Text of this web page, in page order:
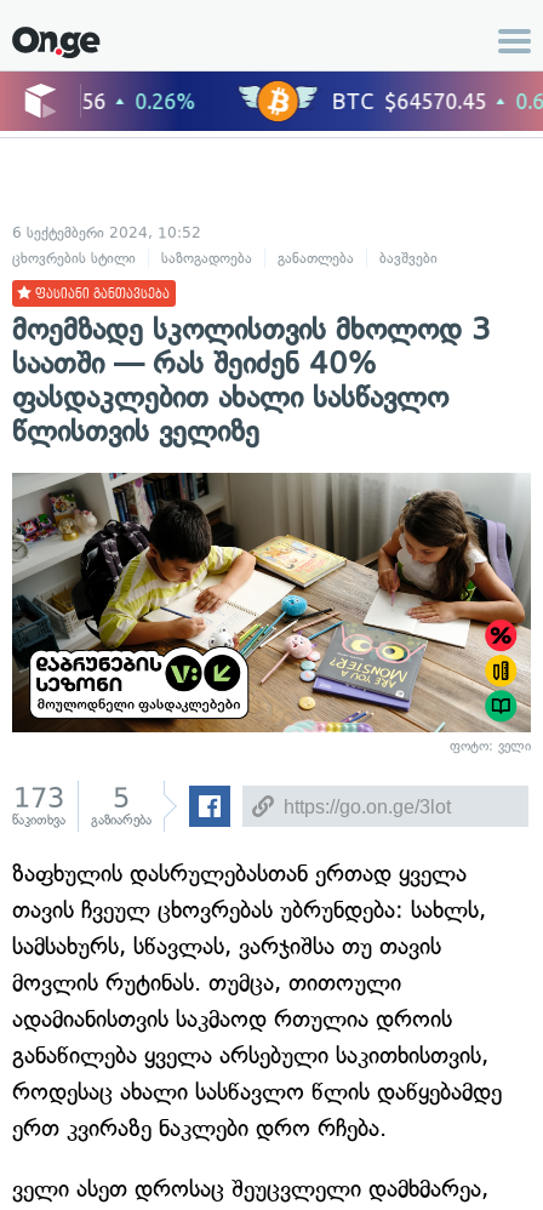
6 სექტემბერი 2024, 10:52
ცხოვრების სტილი
საზოგადოება განათლება ბავშვები
ფასიანი განთავსება
მოემზადე სკოლისთვის მხოლოდ 3
საათში — რას შეიძენ 40%
ფასდაკლებით ახალი სასწავლო
წლისთვის ველიზე
ფოტო: ველი
173
წაკითხვა
5
გაზიარება
ზაფხულის დასრულებასთან ერთად ყველა
თავის ჩვეულ ცხოვრებას უბრუნდება: სახლს,
სამსახურს, სწავლას, ვარჯიშსა თუ თავის
მოვლის რუტინას. თუმცა, თითოული
ადამიანისთვის საკმაოდ რთულია დროის
განაწილება ყველა არსებული საკითხისთვის,
როდესაც ახალი სასწავლო წლის დაწყებამდე
ერთ კვირაზე ნაკლები დრო რჩება.
ველი ასეთ დროსაც შეუცვლელი დამხმარეა,